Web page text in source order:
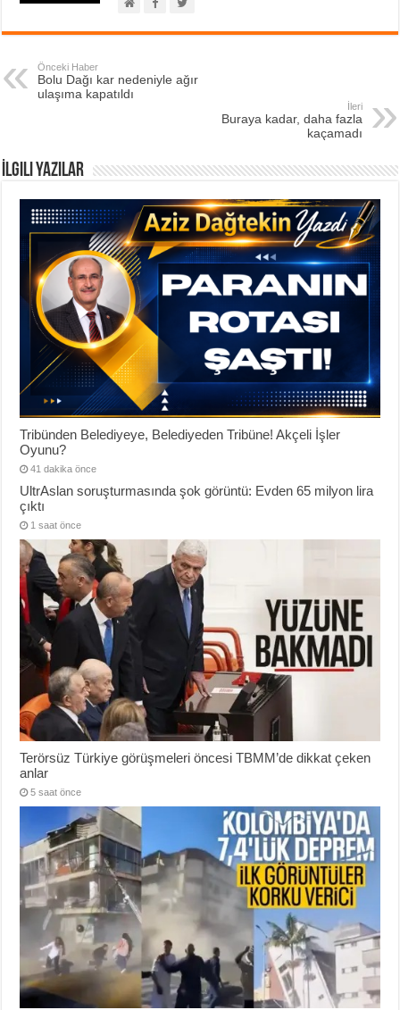
Önceki Haber
Bolu Dağı kar nedeniyle ağır
ulaşıma kapatıldı
İleri
Buraya kadar, daha fazla
kaçamadı
İlgili Yazılar
Tribünden Belediyeye, Belediyeden Tribüne! Akçeli İşler
Oyunu?
41 dakika önce
UltrAslan soruşturmasında şok görüntü: Evden 65 milyon lira
çıktı
1 saat önce
Terörsüz Türkiye görüşmeleri öncesi TBMM’de dikkat çeken
anlar
5 saat önce